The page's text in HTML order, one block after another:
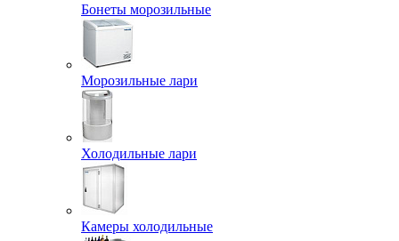
Бонеты морозильные
Морозильные лари
Холодильные лари
Камеры холодильные